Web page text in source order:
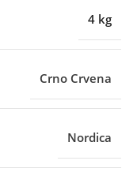
4 kg
Crno Crvena
Nordica